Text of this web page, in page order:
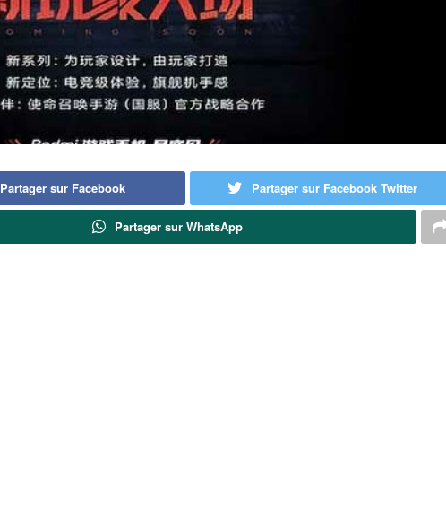
Partager sur Facebook Partager sur Facebook Twitter
Partager sur WhatsApp